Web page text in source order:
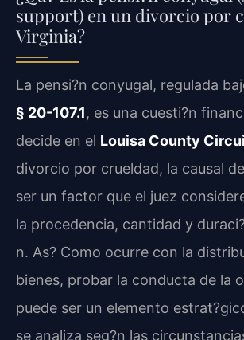
support) en un divorcio por
Virginia?
La pensi?n conyugal, regulada
§ 20-107.1, es una cuesti?n
decide en el Louisa County
divorcio por crueldad, la causal
ser un factor que el juez
la procedencia, cantidad y
n. As? Como ocurre con la
bienes, probar la conducta de la
puede ser un elemento
se analiza seg?n las